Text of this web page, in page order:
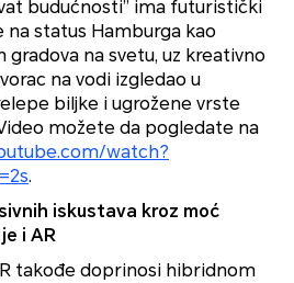
budućnosti” ima futuristički
na status Hamburga kao
gradova na svetu, uz kreativno
na vodi izgledao u
biljke i ugrožene vrste
možete da pogledate na
watch?
.
iskustava kroz moć
i AR
takođe doprinosi hibridnom